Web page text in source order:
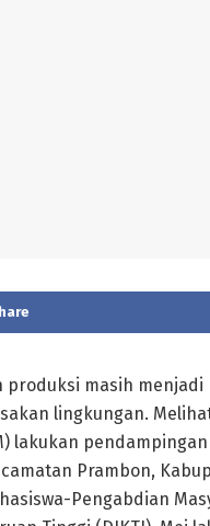
produksi masih
lingkungan.
lakukan
Prambon,
Pengabdian